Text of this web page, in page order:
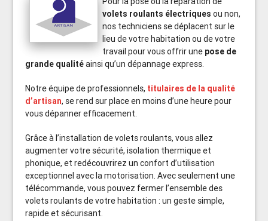
volets roulants électriques ou non,
nos techniciens se déplacent sur le
lieu de votre habitation ou de votre
travail pour vous offrir une pose de
grande qualitéainsi qu’un dépannage express.
Notre équipe de professionnels, titulaires de la qualité
d’artisan, se rend sur place en moins d’une heure pour
vous dépanner efficacement.
Grâce à l’installation de volets roulants, vous allez
augmenter votre sécurité, isolation thermique et
phonique, et redécouvrirez un confort d’utilisation
exceptionnel avec la motorisation. Avec seulement une
télécommande, vous pouvez fermer l’ensemble des
volets roulants de votre habitation : un geste simple,
rapide et sécurisant.